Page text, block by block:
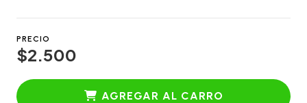
PRECIO
$2.500
AGREGAR AL CARRO